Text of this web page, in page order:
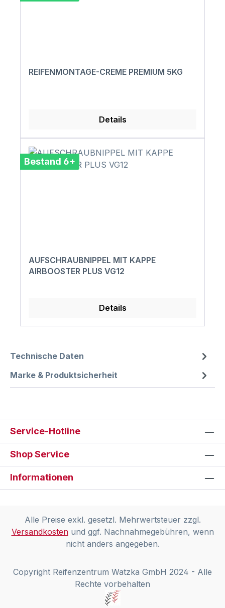
REIFENMONTAGE-CREME PREMIUM 5KG
Details
Bestand 6+
AUFSCHRAUBNIPPEL MIT KAPPE
AIRBOOSTER PLUS VG12
Details
Technische Daten
Marke & Produktsicherheit
Service-Hotline
Shop Service
Informationen
Alle Preise exkl. gesetzl. Mehrwertsteuer zzgl.
Versandkostenund ggf. Nachnahmegebühren, wenn
nicht anders angegeben.
Copyright Reifenzentrum Watzka GmbH 2024 - Alle
Rechte vorbehalten